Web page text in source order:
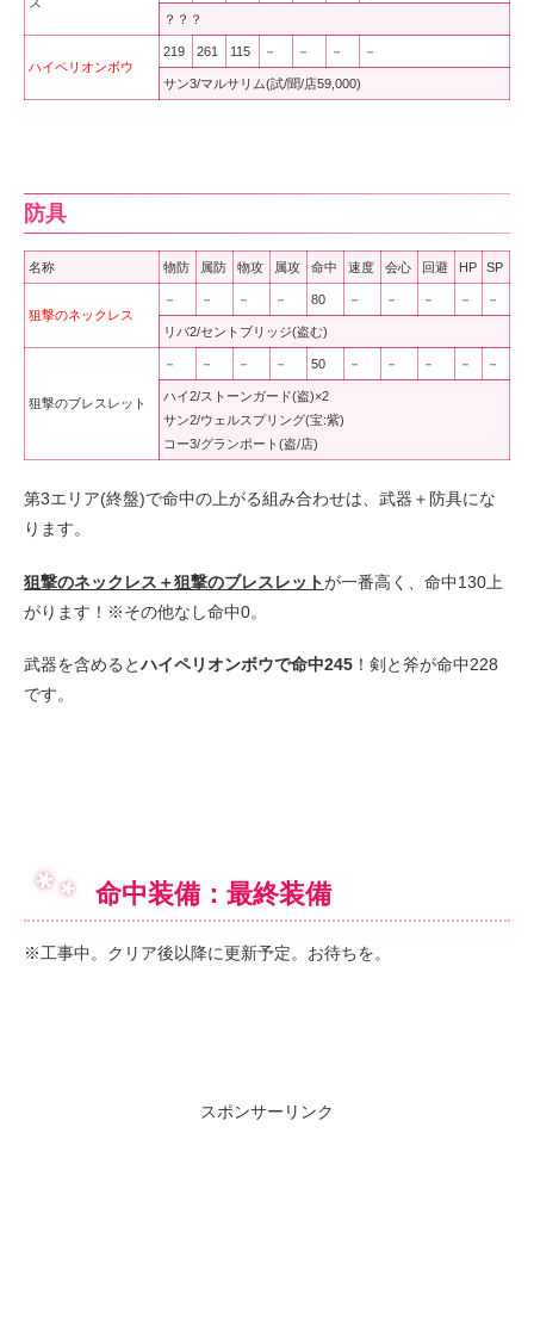
？？？
ハイペリオンボウ
219 261 115 － － － －
サン3/マルサリム(試/聞/店59,000)
防具
名称 物防 属防 物攻 属攻 命中 速度 会心 回避 HP SP
狙撃のネックレス
－ － － － 80 － － － － －
リバ2/セントブリッジ(盗む)
狙撃のブレスレット
－ － － － 50 － － － － －
ハイ2/ストーンガード(盗)×2
サン2/ウェルスプリング(宝:紫)
コー3/グランポート(盗/店)
第3エリア(終盤)で命中の上がる組み合わせは、武器＋防具にな
ります。
狙撃のネックレス＋狙撃のブレスレットが一番高く、命中130上
がります！※その他なし命中0。
武器を含めるとハイペリオンボウで命中245 ！剣と斧が命中228
です。
命中装備：最終装備
※工事中。クリア後以降に更新予定。お待ちを。
スポンサーリンク